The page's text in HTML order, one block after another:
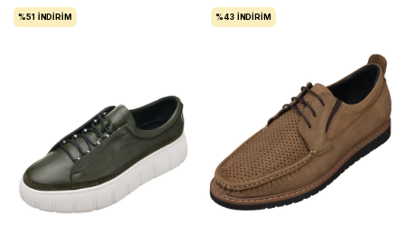
%51 İNDIRIM %43 İNDIRIM